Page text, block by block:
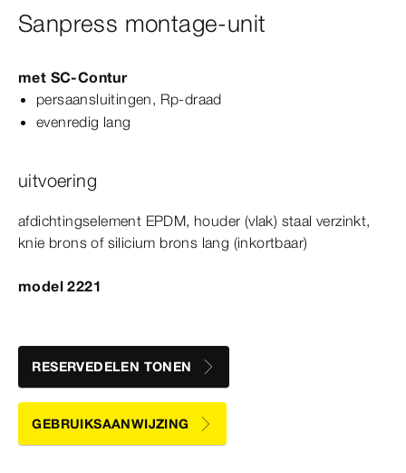
Sanpress montage-unit
met SC‑Contur
persaansluitingen, Rp-​draad
evenredig lang
uitvoering
afdichtingselement EPDM, houder (vlak) staal verzinkt,
knie brons of silicium brons lang (inkortbaar)
model 2221
RESERVEDELEN TONEN
GEBRUIKSAANWIJZING